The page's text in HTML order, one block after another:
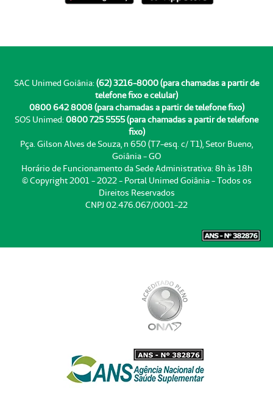
SAC Unimed Goiânia: (62) 3216-8000 (para chamadas a partir de
telefone fixo e celular)
0800 642 8008 (para chamadas a partir de telefone fixo)
SOS Unimed: 0800 725 5555 (para chamadas a partir de telefone
fixo)
Pça. Gilson Alves de Souza, n 650 (T7-esq. c/ T1), Setor Bueno,
Goiânia - GO
Horário de Funcionamento da Sede Administrativa: 8h às 18h
© Copyright 2001 - 2022 - Portal Unimed Goiânia - Todos os
Direitos Reservados
CNPJ 02.476.067/0001-22